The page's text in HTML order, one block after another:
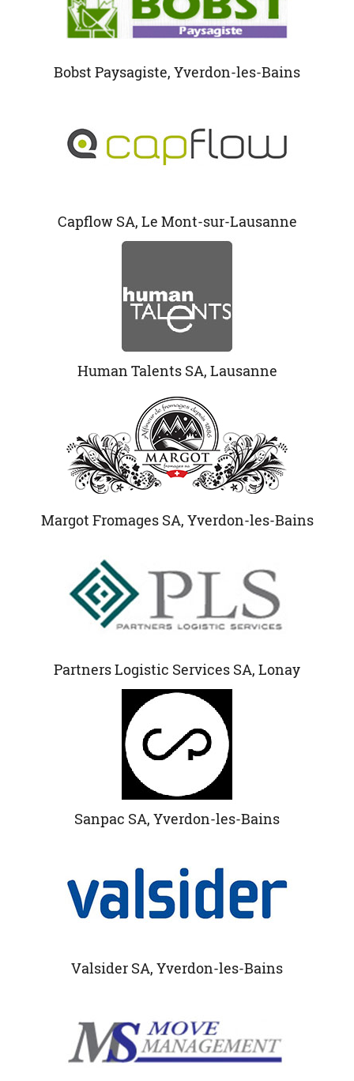
Bobst Paysagiste, Yverdon-les-Bains
Capflow SA, Le Mont-sur-Lausanne
Human Talents SA, Lausanne
Margot Fromages SA, Yverdon-les-Bains
Partners Logistic Services SA, Lonay
Sanpac SA, Yverdon-les-Bains
Valsider SA, Yverdon-les-Bains